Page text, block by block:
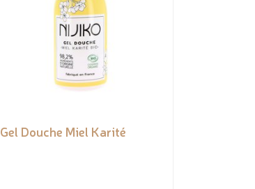
Gel Douche Miel Karité